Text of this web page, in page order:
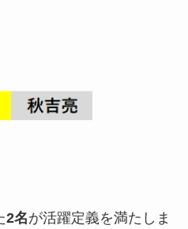
2名が活躍定義を満たしま